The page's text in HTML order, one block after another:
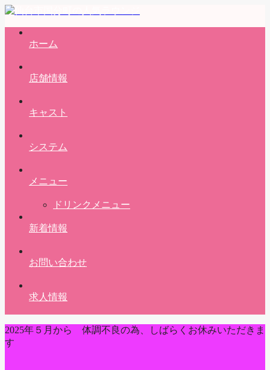
ホーム
店舗情報
キャスト
システム
メニュー
ドリンクメニュー
新着情報
お問い合わせ
求人情報
2025年５月から 体調不良の為、しばらくお休みいただきま
す